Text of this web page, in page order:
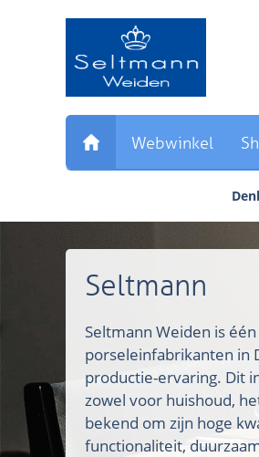
Direct
Webwinkel
Seltmann
Seltmann Weiden is
porseleinfabrikanten in
productie-ervaring. Dit
zowel voor huishoud,
bekend om zijn hoge
functionaliteit,